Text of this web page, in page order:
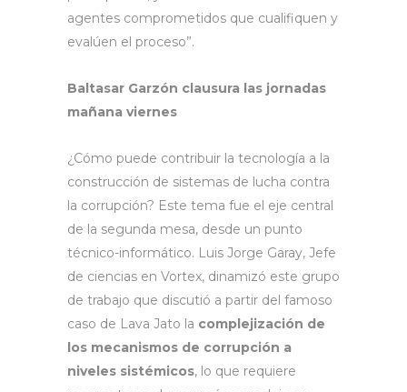
agentes comprometidos que cualifiquen y
evalúen el proceso”.
Baltasar Garzón clausura las jornadas
mañana viernes
¿Cómo puede contribuir la tecnología a la
construcción de sistemas de lucha contra
la corrupción? Este tema fue el eje central
de la segunda mesa, desde un punto
técnico-informático. Luis Jorge Garay, Jefe
de ciencias en Vortex, dinamizó este grupo
de trabajo que discutió a partir del famoso
caso de Lava Jato la complejización de
los mecanismos de corrupción a
niveles sistémicos, lo que requiere